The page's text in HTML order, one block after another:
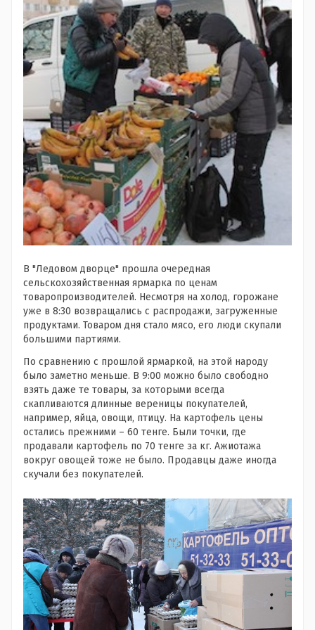
В "Ледовом дворце" прошла очередная
сельскохозяйственная ярмарка по ценам
товаропроизводителей. Несмотря на холод, горожане
уже в 8:30 возвращались с распродажи, загруженные
продуктами. Товаром дня стало мясо, его люди скупали
большими партиями.
По сравнению с прошлой ярмаркой, на этой народу
было заметно меньше. В 9:00 можно было свободно
взять даже те товары, за которыми всегда
скапливаются длинные вереницы покупателей,
например, яйца, овощи, птицу. На картофель цены
остались прежними – 60 тенге. Были точки, где
продавали картофель по 70 тенге за кг. Ажиотажа
вокруг овощей тоже не было. Продавцы даже иногда
скучали без покупателей.